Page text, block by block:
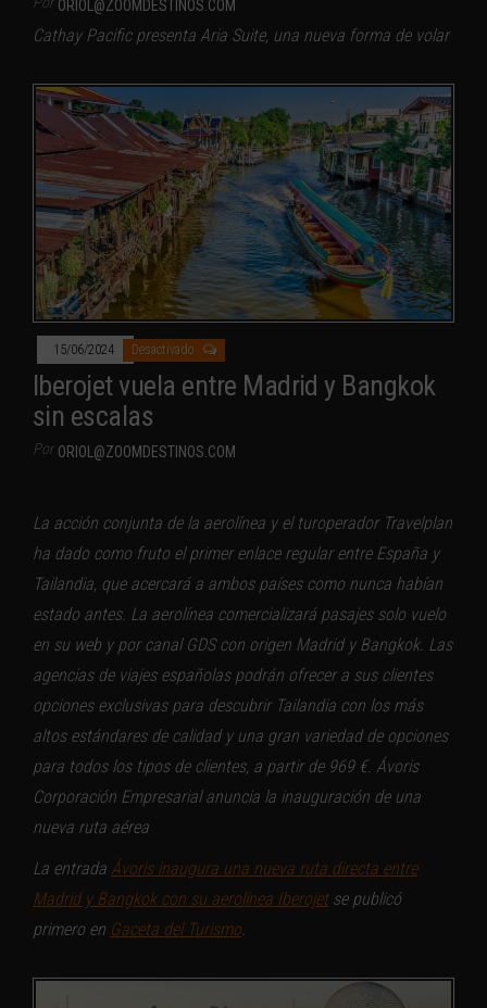
ORIOL@ZOOMDESTINOS.COM
Cathay Pacific presenta Aria Suite, una nueva forma de volar
15/06/2024 Desactivado
Iberojet vuela entre Madrid y Bangkok
sin escalas
Por ORIOL@ZOOMDESTINOS.COM
La acción conjunta de la aerolínea y el turoperador Travelplan
ha dado como fruto el primer enlace regular entre España y
Tailandia, que acercará a ambos países como nunca habían
estado antes. La aerolínea comercializará pasajes solo vuelo
en su web y por canal GDS con origen Madrid y Bangkok. Las
agencias de viajes españolas podrán ofrecer a sus clientes
opciones exclusivas para descubrir Tailandia con los más
altos estándares de calidad y una gran variedad de opciones
para todos los tipos de clientes, a partir de 969 €. Ávoris
Corporación Empresarial anuncia la inauguración de una
nueva ruta aérea
La entrada Ávoris inaugura una nueva ruta directa entre
Madrid y Bangkok con su aerolínea Iberojetse publicó
primero en Gaceta del Turismo.